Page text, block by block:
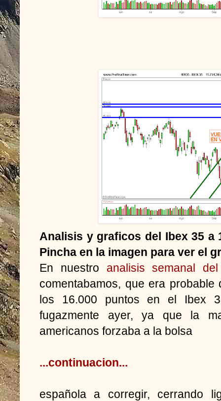
Analisis y graficos del Ibex 35 a
Pincha en la imagen para ver el
En nuestro analisis semanal
comentabamos, que era
los 16.000 puntos en el Ibex
fugazmente ayer, ya que la
americanos forzaba a la bolsa
...continuacion...
española a corregir, cerrando